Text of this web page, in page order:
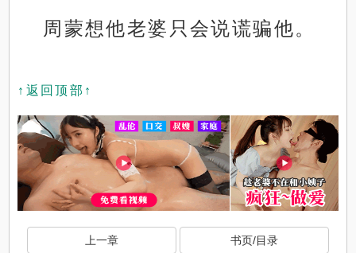
周蒙想他老婆只会说谎骗他。
↑返回顶部↑
上一章 书页/目录